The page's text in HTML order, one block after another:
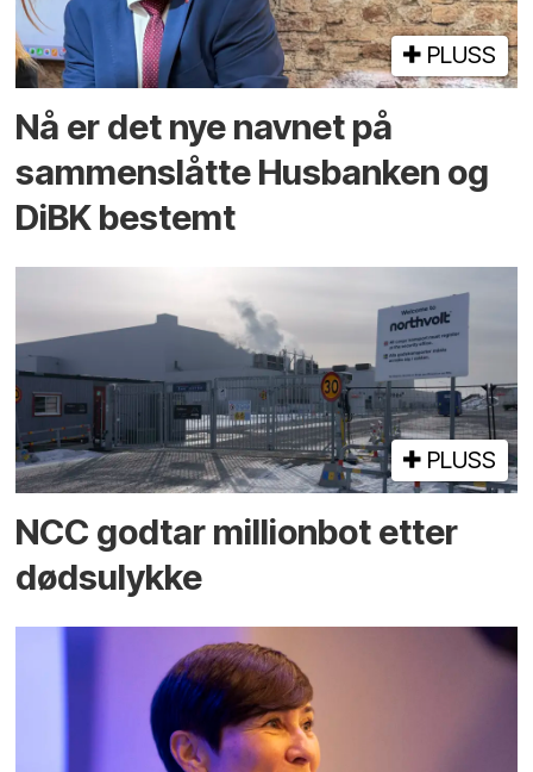
PLUSS
Nå er det nye navnet på
sammenslåtte Husbanken og
DiBK bestemt
PLUSS
NCC godtar millionbot etter
dødsulykke